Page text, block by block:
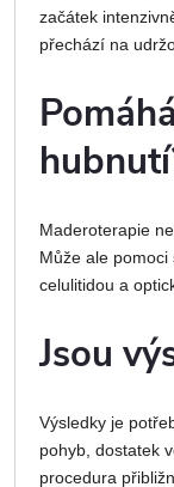
začátek
přechází na
Maderoterapie
Může ale pomoci
celulitidou a
Jsou
Výsledky je
pohyb, dostatek
procedura